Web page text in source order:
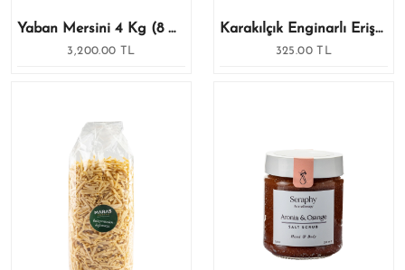
Yaban Mersini 4 Kg (8 X 500 Gr)
3,200.00 TL
Karakılçık Enginarlı Erişte 500 Gr
325.00 TL